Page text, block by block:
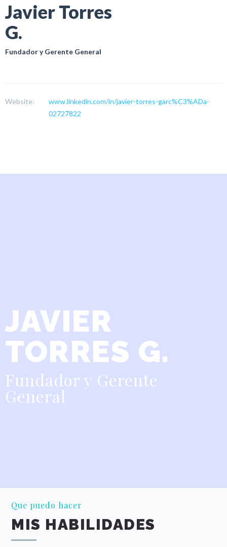
Javier Torres
G.
Fundador y Gerente General
Website:
www.linkedin.com/in/javier-torres-garc%C3%ADa-
02727822
JAVIER
TORRES G.
Fundador y Gerente
General
Que puedo hacer
MIS HABILIDADES